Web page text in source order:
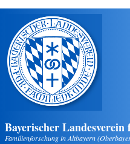
Direkt zum Inhalt
Bayerischer
Familienforschung in Altbayern